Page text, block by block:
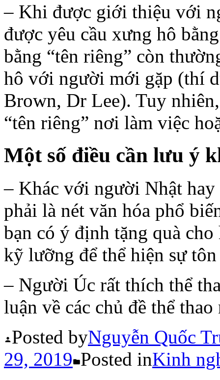
– Khi được giới thiệu với
được yêu cầu xưng hô
bằng “tên riêng” còn
hô với người mới gặp (thí
Brown, Dr Lee). Tuy
“tên riêng” nơi làm việc
Một số điều cần lưu ý
– Khác với người Nhật
phải là nét văn hóa phổ
bạn có ý định tặng quà
kỹ lưỡng để thể hiện sự
– Người Úc rất thích thể
luận về các chủ đề thể
Posted byNguyễn Quốc
29, 2019 Posted inKinh